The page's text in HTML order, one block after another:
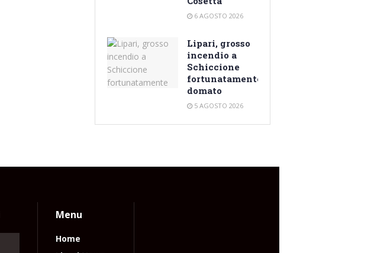
6 AGOSTO 2026
Lipari, grosso
incendio a
Schiccione
fortunatamente
domato
5 AGOSTO 2026
Menu
Home